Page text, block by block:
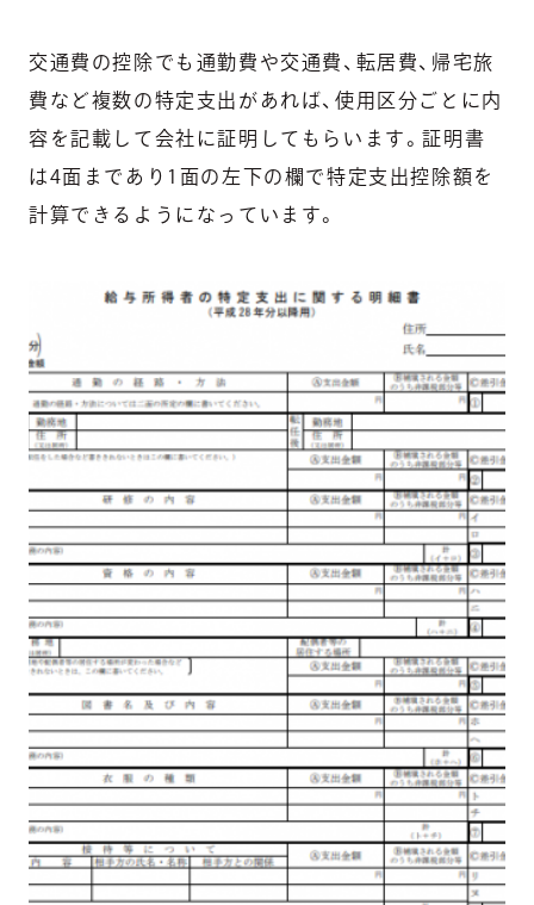
交通費の控除でも通勤費や交通費、転居費、帰宅旅
費など複数の特定支出があれば、使用区分ごとに内
容を記載して会社に証明してもらいます。証明書
は4面まであり1面の左下の欄で特定支出控除額を
計算できるようになっています。